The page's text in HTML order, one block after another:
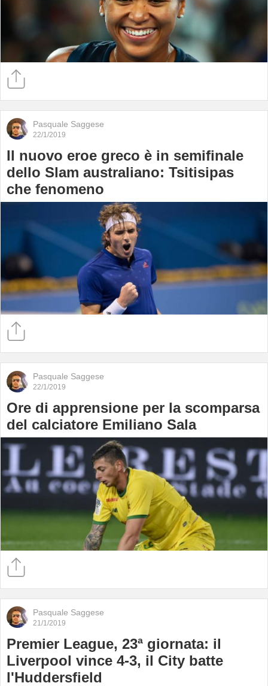
Pasquale Saggese
22/1/2019
Il nuovo eroe greco è in semifinale
dello Slam australiano: Tsitisipas
che fenomeno
Pasquale Saggese
22/1/2019
Ore di apprensione per la scomparsa
del calciatore Emiliano Sala
Pasquale Saggese
21/1/2019
Premier League, 23ª giornata: il
Liverpool vince 4-3, il City batte
l'Huddersfield